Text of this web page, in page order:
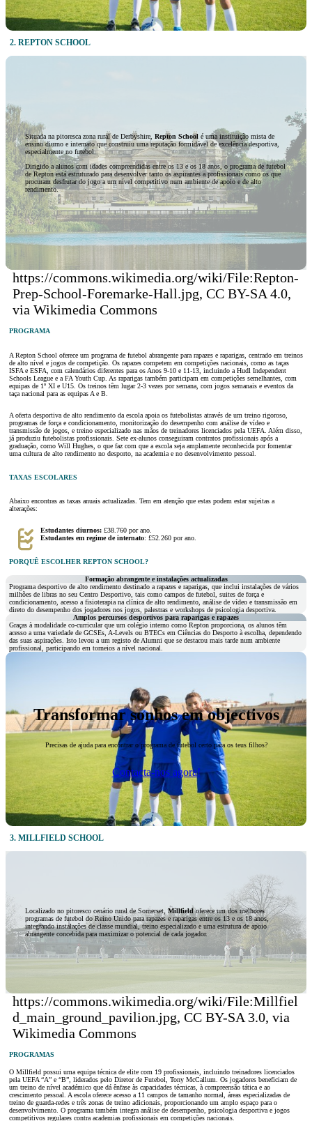
2. REPTON SCHOOL
Situada na pitoresca zona rural de Derbyshire, Repton School é uma instituição mista de
ensino diurno e internato que construiu uma reputação formidável de excelência desportiva,
especialmente no futebol.
Dirigido a alunos com idades compreendidas entre os 13 e os 18 anos, o programa de futebol
de Repton está estruturado para desenvolver tanto os aspirantes a profissionais como os que
procuram desfrutar do jogo a um nível competitivo num ambiente de apoio e de alto
rendimento.
https://commons.wikimedia.org/wiki/File:Repton-
Prep-School-Foremarke-Hall.jpg, CC BY-SA 4.0,
via Wikimedia Commons
PROGRAMA
A Repton School oferece um programa de futebol abrangente para rapazes e raparigas, centrado em treinos
de alto nível e jogos de competição. Os rapazes competem em competições nacionais, como as taças
ISFA e ESFA, com calendários diferentes para os Anos 9-10 e 11-13, incluindo a Hudl Independent
Schools League e a FA Youth Cup. As raparigas também participam em competições semelhantes, com
equipas de 1º XI e U15. Os treinos têm lugar 2-3 vezes por semana, com jogos semanais e eventos da
taça nacional para as equipas A e B.
A oferta desportiva de alto rendimento da escola apoia os futebolistas através de um treino rigoroso,
programas de força e condicionamento, monitorização do desempenho com análise de vídeo e
transmissão de jogos, e treino especializado nas mãos de treinadores licenciados pela UEFA. Além disso,
já produziu futebolistas profissionais. Sete ex-alunos conseguiram contratos profissionais após a
graduação, como Will Hughes, o que faz com que a escola seja amplamente reconhecida por fomentar
uma cultura de alto rendimento no desporto, na academia e no desenvolvimento pessoal.
TAXAS ESCOLARES
Abaixo encontras as taxas anuais actualizadas. Tem em atenção que estas podem estar sujeitas a
alterações:
Estudantes diurnos: £38.760 por ano.
Estudantes em regime de internato: £52.260 por ano.
PORQUÊ ESCOLHER REPTON SCHOOL?
Formação abrangente e instalações actualizadas
Programa desportivo de alto rendimento destinado a rapazes e raparigas, que inclui instalações de vários
milhões de libras no seu Centro Desportivo, tais como campos de futebol, suites de força e
condicionamento, acesso a fisioterapia na clínica de alto rendimento, análise de vídeo e transmissão em
direto do desempenho dos jogadores nos jogos, palestras e workshops de psicologia desportiva.
Amplos percursos desportivos para raparigas e rapazes
Graças à modalidade co-curricular que um colégio interno como Repton proporciona, os alunos têm
acesso a uma variedade de GCSEs, A-Levels ou BTECs em Ciências do Desporto à escolha, dependendo
das suas aspirações. Isto levou a um registo de Alumni que se destacou mais tarde num ambiente
profissional, participando em torneios a nível nacional.
Transformar sonhos em objectivos
Precisas de ajuda para encontrar o programa de futebol certo para os teus filhos?
Contacta-nos agora!
3. MILLFIELD SCHOOL
Localizado no pitoresco cenário rural de Somerset, Millfieldoferece um dos melhores
programas de futebol do Reino Unido para rapazes e raparigas entre os 13 e os 18 anos,
integrando instalações de classe mundial, treino especializado e uma estrutura de apoio
abrangente concebida para maximizar o potencial de cada jogador.
https://commons.wikimedia.org/wiki/File:Millfiel
d_main_ground_pavilion.jpg, CC BY-SA 3.0, via
Wikimedia Commons
PROGRAMAS
O Millfield possui uma equipa técnica de elite com 19 profissionais, incluindo treinadores licenciados
pela UEFA “A” e “B”, liderados pelo Diretor de Futebol, Tony McCallum. Os jogadores beneficiam de
um treino de nível académico que dá ênfase às capacidades técnicas, à compreensão tática e ao
crescimento pessoal. A escola oferece acesso a 11 campos de tamanho normal, áreas especializadas de
treino de guarda-redes e três zonas de treino adicionais, proporcionando um amplo espaço para o
desenvolvimento. O programa também integra análise de desempenho, psicologia desportiva e jogos
competitivos regulares contra academias profissionais em competições nacionais.